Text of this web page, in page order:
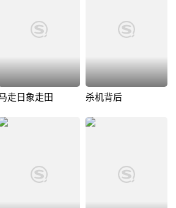
走日象走田 杀机背后